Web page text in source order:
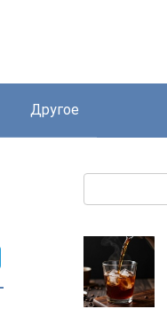
Другое